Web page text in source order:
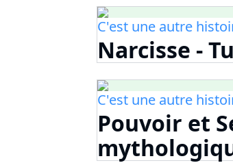
C'est une autre
Narcisse -
C'est une autre
Pouvoir et